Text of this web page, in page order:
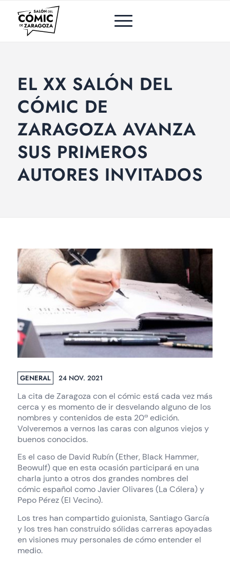
EL XX SALÓN DEL
CÓMIC DE
ZARAGOZA AVANZA
SUS PRIMEROS
AUTORES INVITADOS
GENERAL 24 NOV. 2021
La cita de Zaragoza con el cómic está cada vez más
cerca y es momento de ir desvelando alguno de los
nombres y contenidos de esta 20ª edición.
Volveremos a vernos las caras con algunos viejos y
buenos conocidos.
Es el caso de David Rubín (Ether, Black Hammer,
Beowulf) que en esta ocasión participará en una
charla junto a otros dos grandes nombres del
cómic español como Javier Olivares (La Cólera) y
Pepo Pérez (El Vecino).
Los tres han compartido guionista, Santiago García
y los tres han construido sólidas carreras apoyadas
en visiones muy personales de cómo entender el
medio.